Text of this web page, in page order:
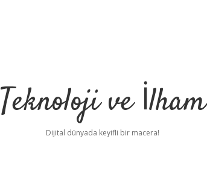
Teknoloji ve İlham
Dijital dünyada keyifli bir macera!